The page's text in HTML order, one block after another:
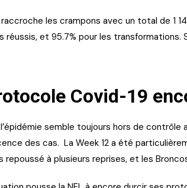
les crampons avec un total de 1
réussis, et 95.7% pour les
Covid-19
semble toujours hors de contrôle
des cas. La Week 12 a été
repoussé à plusieurs reprises, et les